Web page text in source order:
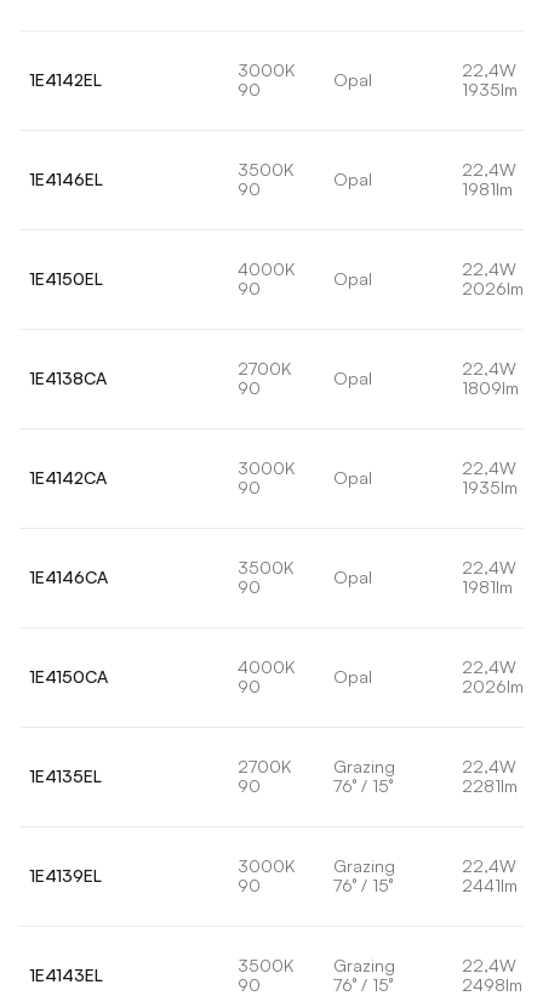
1E4142EL
3000K
90
Opal
22,4W
1935lm
1E4146EL
3500K
90
Opal
22,4W
1981lm
1E4150EL
4000K
90
Opal
22,4W
2026lm
1E4138CA
2700K
90
Opal
22,4W
1809lm
1E4142CA
3000K
90
Opal
22,4W
1935lm
1E4146CA
3500K
90
Opal
22,4W
1981lm
1E4150CA
4000K
90
Opal
22,4W
2026lm
1E4135EL
2700K
90
Grazing
76° / 15°
22,4W
2281lm
1E4139EL
3000K
90
Grazing
76° / 15°
22,4W
2441lm
1E4143EL
3500K
90
Grazing
76° / 15°
22,4W
2498lm